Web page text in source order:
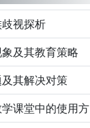
视探析
及其教育策略
其解决对策
课堂中的使用方